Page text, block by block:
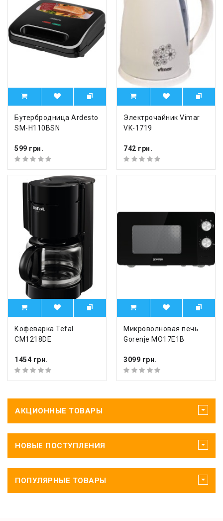
Бутербродница Ardesto
SM-H110BSN
599 грн.
Электрочайник Vimar
VK-1719
742 грн.
Кофеварка Tefal
CM1218DE
1454 грн.
Микроволновая печь
Gorenje MO17E1B
3099 грн.
АКЦИОННЫЕ ТОВАРЫ
НОВЫЕ ПОСТУПЛЕНИЯ
ПОПУЛЯРНЫЕ ТОВАРЫ